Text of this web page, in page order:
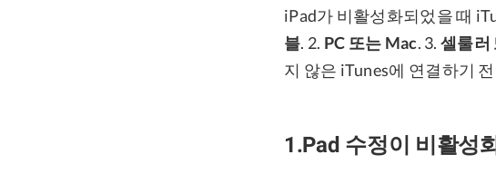
iPad가 비활성화되었을 때
블. 2. PC 또는 Mac. 3.셀룰러
지 않은 iTunes에 연결하기
1.Pad 수정이 비활성